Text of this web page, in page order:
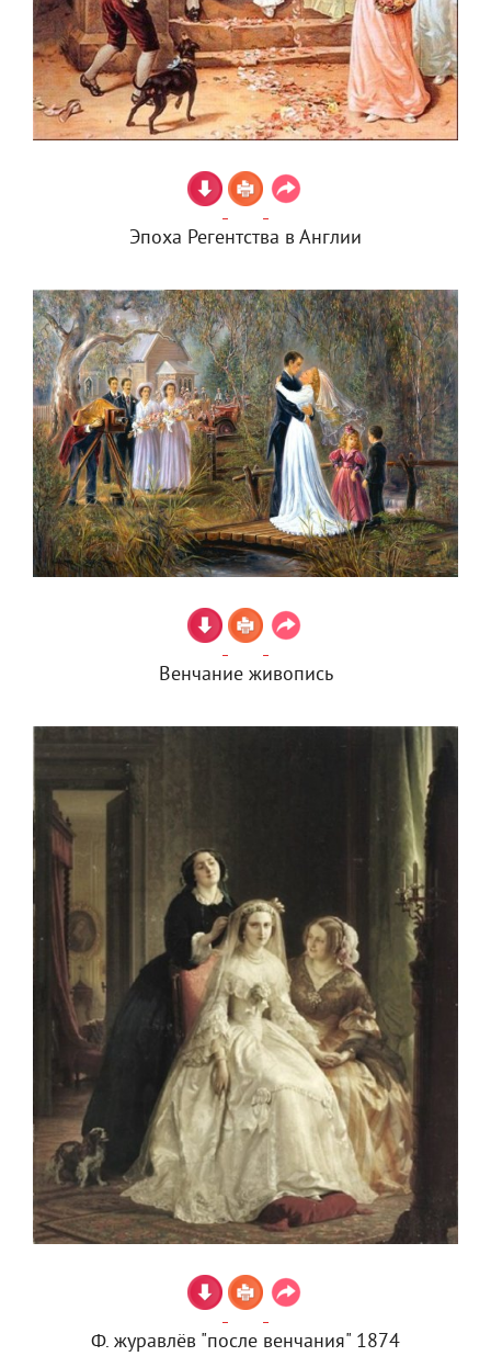
Эпоха Регентства в Англии
Венчание живопись
Ф. журавлёв "после венчания" 1874